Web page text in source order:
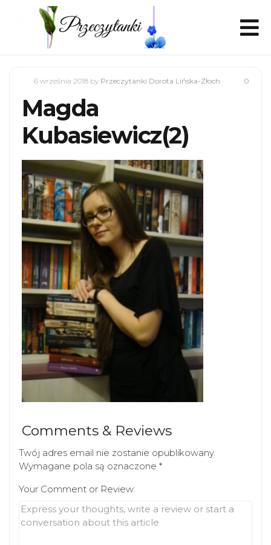
0
6 września 2018 by Przeczytanki Dorota Lińska-Złoch
Magda
Kubasiewicz(2)
Comments & Reviews
Twój adres email nie zostanie opublikowany.
Wymagane pola są oznaczone *
Your Comment or Review: